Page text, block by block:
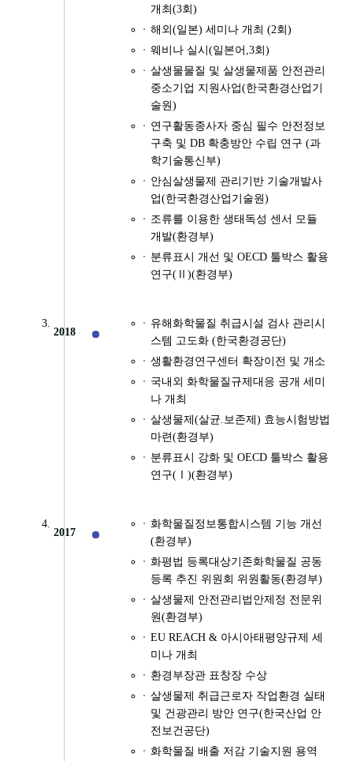
개최(3회)
해외(일본) 세미나 개최 (2회)
웨비나 실시(일본어,3회)
살생물물질 및 살생물제품 안전관리
중소기업 지원사업(한국환경산업기
술원)
연구활동종사자 중심 필수 안전정보
구축 및 DB 확충방안 수립 연구 (과
학기술통신부)
안심살생물제 관리기반 기술개발사
업(한국환경산업기술원)
조류를 이용한 생태독성 센서 모듈
개발(환경부)
분류표시 개선 및 OECD 툴박스 활용
연구(Ⅱ)(환경부)
2018
유해화학물질 취급시설 검사 관리시
스템 고도화 (한국환경공단)
생활환경연구센터 확장이전 및 개소
국내외 화학물질규제대응 공개 세미
나 개최
살생물제(살균.보존제) 효능시험방법
마련(환경부)
분류표시 강화 및 OECD 툴박스 활용
연구(Ⅰ)(환경부)
2017
화학물질정보통합시스템 기능 개선
(환경부)
화평법 등록대상기존화학물질 공동
등록 추진 위원회 위원활동(환경부)
살생물제 안전관리법안제정 전문위
원(환경부)
EU REACH & 아시아태평양규제 세
미나 개최
환경부장관 표창장 수상
살생물제 취급근로자 작업환경 실태
및 건광관리 방안 연구(한국산업 안
전보건공단)
화학물질 배출 저감 기술지원 용역